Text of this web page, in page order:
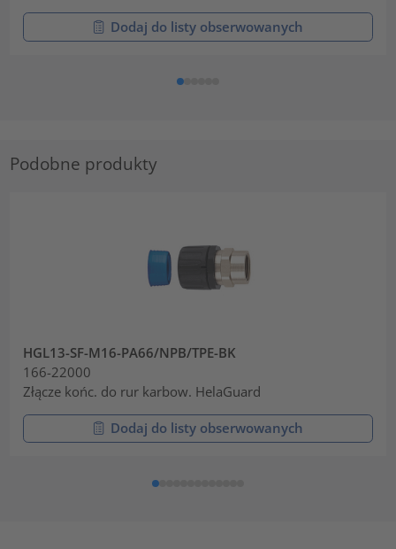
Dodaj do listy obserwowanych
Podobne produkty
HGL13-SF-M16-PA66/NPB/TPE-BK
166-22000
Złącze końc. do rur karbow. HelaGuard
Dodaj do listy obserwowanych